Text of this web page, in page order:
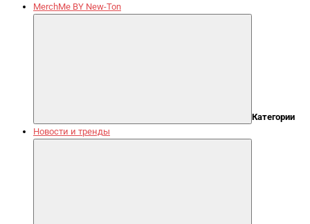
MerchMe BY New-Ton
Категории
Новости и тренды